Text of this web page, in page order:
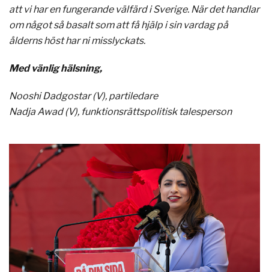
att vi har en fungerande välfärd i Sverige. När det handlar
om något så basalt som att få hjälp i sin vardag på
ålderns höst har ni misslyckats.
Med vänlig hälsning,
Nooshi Dadgostar (V), partiledare
Nadja Awad (V), funktionsrättspolitisk talesperson